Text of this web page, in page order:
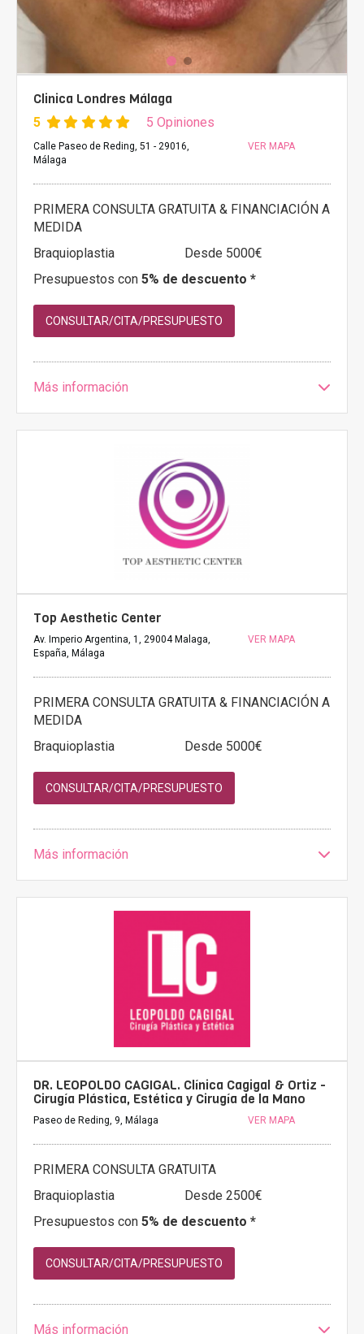
Clinica Londres Málaga
5 5 Opiniones
Calle Paseo de Reding, 51 - 29016,
Málaga
VER MAPA
PRIMERA CONSULTA GRATUITA & FINANCIACIÓN A
MEDIDA
Braquioplastia
Desde 5000€
Presupuestos con 5% de descuento *
CONSULTAR/CITA/PRESUPUESTO
Más información
Top Aesthetic Center
Av. Imperio Argentina, 1, 29004 Malaga,
España, Málaga
VER MAPA
PRIMERA CONSULTA GRATUITA & FINANCIACIÓN A
MEDIDA
Braquioplastia
Desde 5000€
CONSULTAR/CITA/PRESUPUESTO
Más información
DR. LEOPOLDO CAGIGAL. Clínica Cagigal & Ortiz -
Cirugía Plástica, Estética y Cirugía de la Mano
Paseo de Reding, 9, Málaga VER MAPA
PRIMERA CONSULTA GRATUITA
Braquioplastia
Desde 2500€
Presupuestos con 5% de descuento *
CONSULTAR/CITA/PRESUPUESTO
Más información